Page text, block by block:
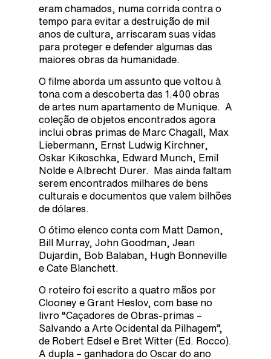
eram chamados, numa corrida contra o
tempo para evitar a destruição de mil
anos de cultura, arriscaram suas vidas
para proteger e defender algumas das
maiores obras da humanidade.
O filme aborda um assunto que voltou à
tona com a descoberta das 1.400 obras
de artes num apartamento de Munique. A
coleção de objetos encontrados agora
inclui obras primas de Marc Chagall, Max
Liebermann, Ernst Ludwig Kirchner,
Oskar Kikoschka, Edward Munch, Emil
Nolde e Albrecht Durer. Mas ainda faltam
serem encontrados milhares de bens
culturais e documentos que valem bilhões
de dólares.
O ótimo elenco conta com Matt Damon,
Bill Murray, John Goodman, Jean
Dujardin, Bob Balaban, Hugh Bonneville
e Cate Blanchett.
O roteiro foi escrito a quatro mãos por
Clooney e Grant Heslov, com base no
livro “Caçadores de Obras-primas –
Salvando a Arte Ocidental da Pilhagem”,
de Robert Edsel e Bret Witter (Ed. Rocco).
A dupla – ganhadora do Oscar do ano